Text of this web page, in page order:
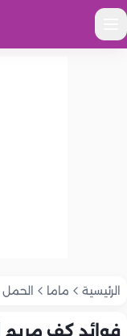
الرئيسية ماما الحمل
فوائد كف مريم